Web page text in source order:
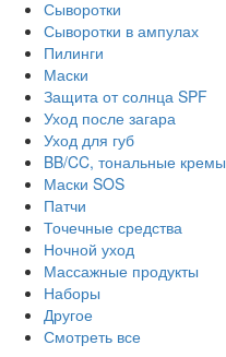
Сыворотки
Сыворотки в ампулах
Пилинги
Маски
Защита от солнца SPF
Уход после загара
Уход для губ
BB/CC, тональные кремы
Маски SOS
Патчи
Точечные средства
Ночной уход
Массажные продукты
Наборы
Другое
Смотреть все